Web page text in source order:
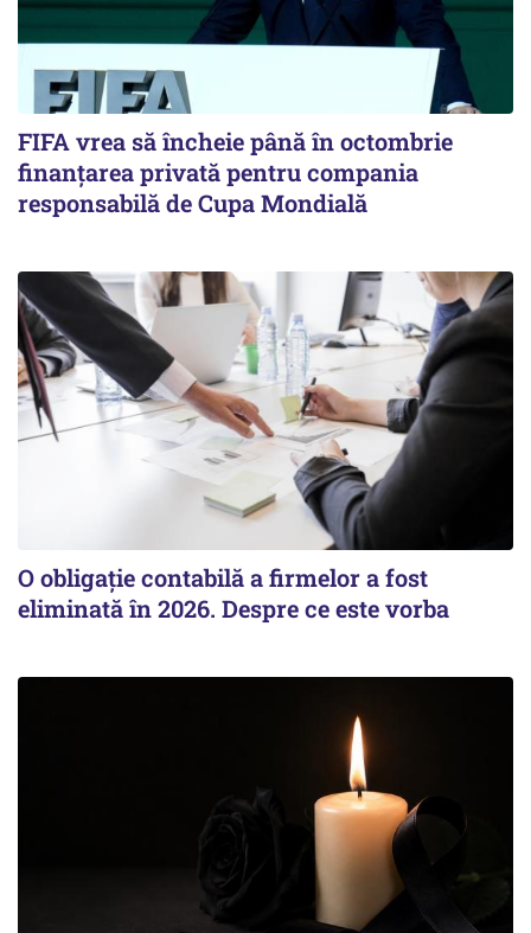
FIFA vrea să încheie până în octombrie
finanțarea privată pentru compania
responsabilă de Cupa Mondială
O obligație contabilă a firmelor a fost
eliminată în 2026. Despre ce este vorba